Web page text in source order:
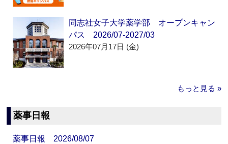
同志社女子大学薬学部 オープンキャン
パス 2026/07-2027/03
2026年07月17日 (金)
もっと見る »
薬事日報
薬事日報 2026/08/07